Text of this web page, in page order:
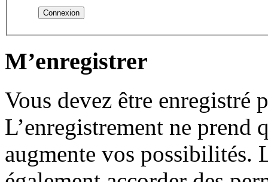
M’enregistrer
Vous devez être enregistré
L’enregistrement ne prend
augmente vos possibilités.